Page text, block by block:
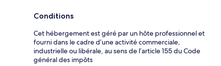
Conditions
Cet hébergement est géré par un hôte professionnel et
fourni dans le cadre d’une activité commerciale,
industrielle ou libérale, au sens de l’article 155 du Code
général des impôts